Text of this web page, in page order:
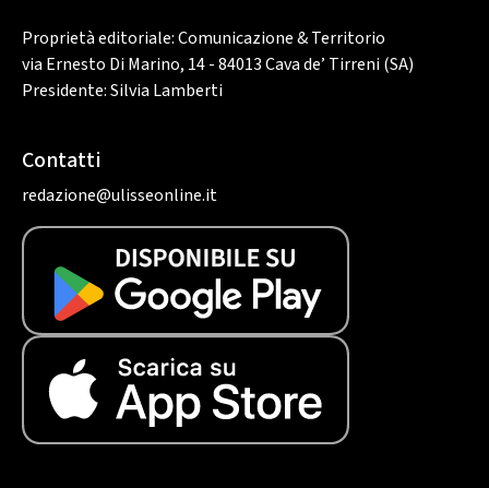
Proprietà editoriale: Comunicazione & Territorio
via Ernesto Di Marino, 14 - 84013 Cava de’ Tirreni (SA)
Presidente: Silvia Lamberti
Contatti
redazione@ulisseonline.it